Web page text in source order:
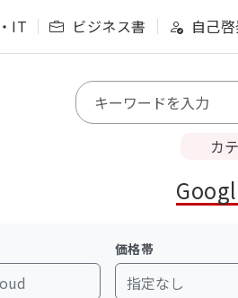
IT ビジネス書 自己
カ
価格帯
指定なし